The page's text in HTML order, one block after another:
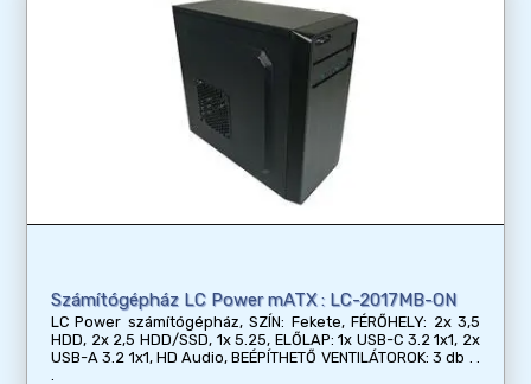
Számítógépház LC Power mATX : LC-2017MB-ON
LC Power számítógépház, SZÍN: Fekete, FÉRŐHELY: 2x 3,5
HDD, 2x 2,5 HDD/SSD, 1x 5.25, ELŐLAP: 1x USB-C 3.2 1x1, 2x
USB-A 3.2 1x1, HD Audio, BEÉPÍTHETŐ VENTILÁTOROK: 3 db